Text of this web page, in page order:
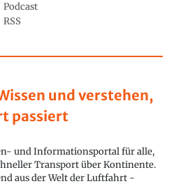
und verstehen,
passiert
und Informationsportal für alle,
Transport über Kontinente.
aus der Welt der Luftfahrt -
Podcast
RSS